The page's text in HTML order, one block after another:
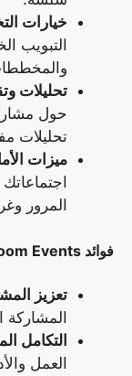
خيارات
التبويب
تحليلات
حول
تحليلات
ميزات
المرور
فوائد Zoom Events
تعزيز
المشاركة
التكامل
العمل